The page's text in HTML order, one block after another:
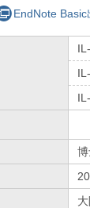
EndNote Basic
博